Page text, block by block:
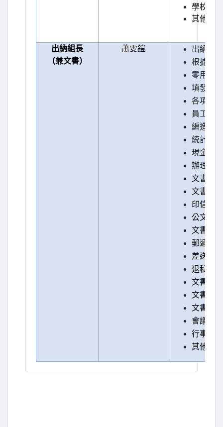
學校公
其他交
出納組長
（兼文書）
蕭雯鎧
出納管
根據會
零用金
填發收
各項出
員工待
編造扣
統計學
現金盤
辦理其
文書處
文書部
印信之
公文之
文書之
郵遞文
差送文
退稿及
文書之
文書期
文書之
會議紀
行事曆
其他有